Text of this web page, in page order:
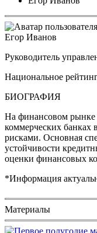
Егор Иванов
Руководитель
Национальное
БИОГРАФИЯ
На финансовом рынке
коммерческих банках
рисками. Основная
устойчивости
оценки финансовых
*Информация
Материалы